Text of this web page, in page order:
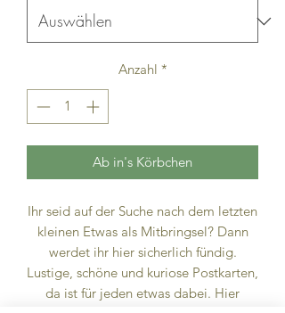
Anzahl *
Ab in's Körbchen
Ihr seid auf der Suche nach dem letzten
kleinen Etwas als Mitbringsel? Dann
werdet ihr hier sicherlich fündig.
Lustige, schöne und kuriose Postkarten,
da ist für jeden etwas dabei. Hier